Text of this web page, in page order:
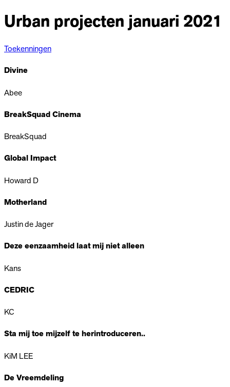
Urban projecten januari 2021
Toekenningen
Divine
Abee
BreakSquad Cinema
BreakSquad
Global Impact
Howard D
Motherland
Justin de Jager
Deze eenzaamheid laat mij niet alleen
Kans
CEDRIC
KC
Sta mij toe mijzelf te herintroduceren..
KiM LEE
De Vreemdeling